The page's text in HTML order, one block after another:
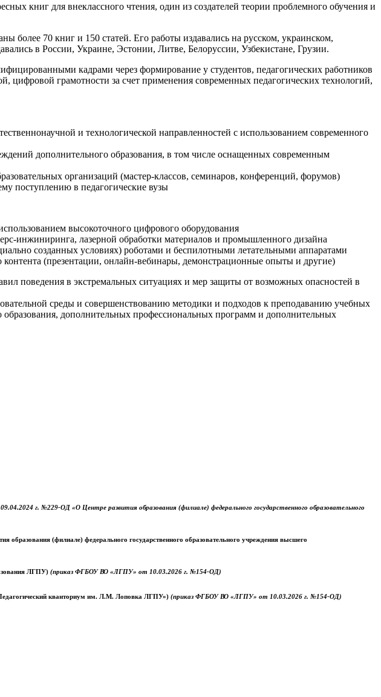
книг для внеклассного чтения, один из создателей теории проблемного обучения и
более 70 книг и 150 статей. Его работы издавались на русском, украинском,
в России, Украине, Эстонии, Литве, Белоруссии, Узбекистане, Грузии.
кадрами через формирование у студентов, педагогических работников
цифровой грамотности за счет применения современных педагогических технологий,
и технологической направленностей с использованием современного
дополнительного образования, в том числе оснащенных современным
организаций (мастер-классов, семинаров, конференций, форумов)
поступлению в педагогические вузы
высокоточного цифрового оборудования
инжиниринга, лазерной обработки материалов и промышленного дизайна
созданных условиях) роботами и беспилотными летательными аппаратами
контента (презентации, онлайн-вебинары, демонстрационные опыты и другие)
поведения в экстремальных ситуациях и мер защиты от возможных опасностей в
среды и совершенствованию методики и подходов к преподаванию учебных
дополнительных профессиональных программ и дополнительных
г. №229-ОД «О Центре развития образования (филиале) федерального государственного образовательного
образования (филиале) федерального государственного образовательного учреждения высшего
ЛГПУ) (приказ ФГБОУ ВО «ЛГПУ» от 10.03.2026 г. №154-ОД)
кванториум им. Л.М. Лоповка ЛГПУ») (приказ ФГБОУ ВО «ЛГПУ» от 10.03.2026 г. №154-ОД)